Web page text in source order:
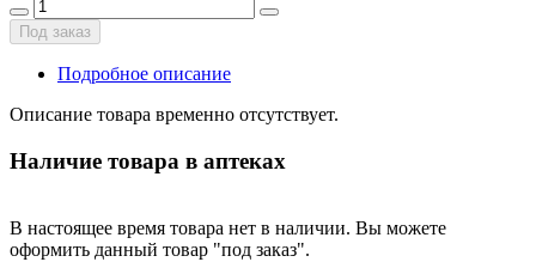
Под заказ
Подробное описание
Описание товара временно отсутствует.
Наличие товара в аптеках
В настоящее время товара нет в наличии. Вы можете
оформить данный товар "под заказ".